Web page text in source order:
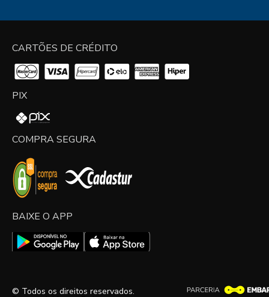
CARTÕES DE CRÉDITO
PIX
COMPRA SEGURA
BAIXE O APP
© Todos os direitos reservados.